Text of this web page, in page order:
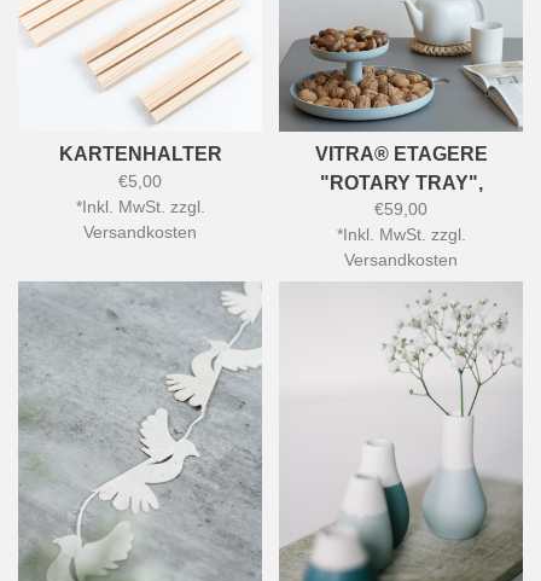
KARTENHALTER
€5,00
*Inkl. MwSt. zzgl.
Versandkosten
VITRA® ETAGERE
"ROTARY TRAY",
EISGRAU
€59,00
*Inkl. MwSt. zzgl.
Versandkosten